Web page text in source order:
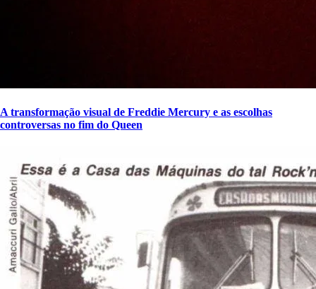
A transformação visual de Freddie Mercury e as escolhas
controversas no fim do Queen